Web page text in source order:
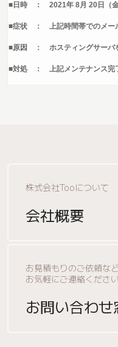
■日時 ： 2021年 8月 20日
■症状 ： 上記時間帯でのメー
■原因 ： ホスティングサーバ
■対処 ： 上記メンテナンス完
株式会社Tooについて
会社概要
お見積もりのご依頼など
お気軽にご連絡ください
お問い合わせ